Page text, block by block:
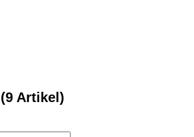
(9 Artikel)